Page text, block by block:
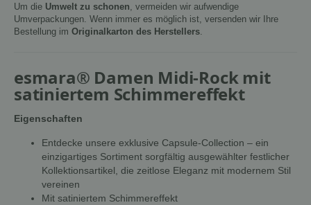
Um die Umwelt zu schonen , vermeiden wir aufwendige
Umverpackungen. Wenn immer es möglich ist, versenden wir Ihre
Bestellung im Originalkarton des Herstellers
esmara® Damen Midi-Rock mit
satiniertem Schimmereffekt
Eigenschaften
Entdecke unsere exklusive Capsule-Collection – ein
einzigartiges Sortiment sorgfältig ausgewählter festlicher
Kollektionsartikel, die zeitlose Eleganz mit modernem Stil
vereinen
Mit satiniertem Schimmereffekt